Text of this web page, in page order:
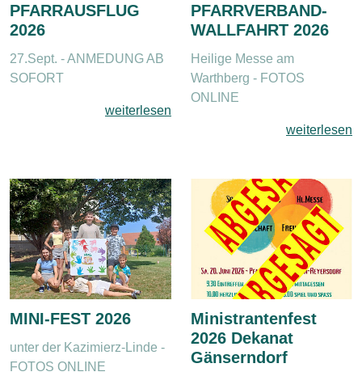
PFARRAUSFLUG
2026
27.Sept. - ANMEDUNG AB
SOFORT
weiterlesen
PFARRVERBAND-
WALLFAHRT 2026
Heilige Messe am
Warthberg - FOTOS
ONLINE
weiterlesen
MINI-FEST 2026
unter der Kazimierz-Linde -
FOTOS ONLINE
Ministrantenfest
2026 Dekanat
Gänserndorf